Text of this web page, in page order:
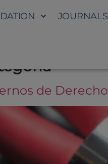
JOURNALS
de